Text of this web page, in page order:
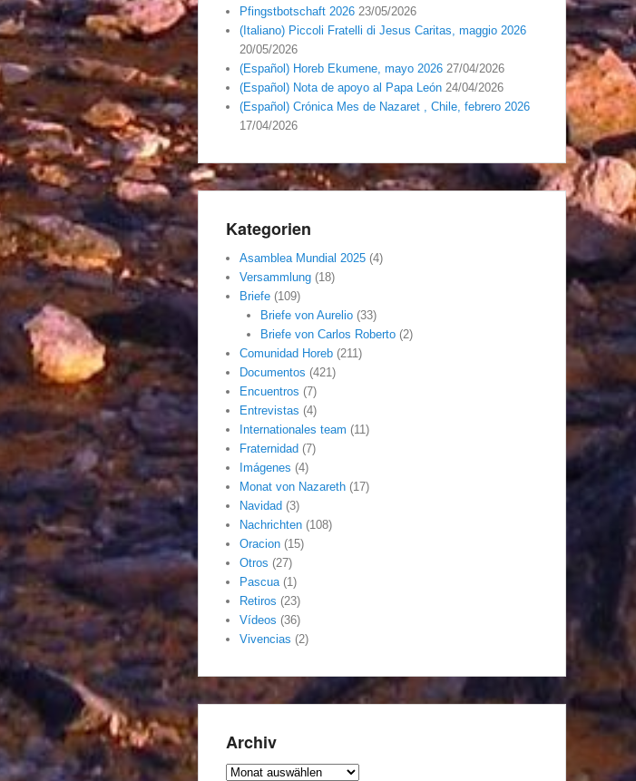
Pfingstbotschaft 2026 23/05/2026
(Italiano) Piccoli Fratelli di Jesus Caritas, maggio 2026
20/05/2026
(Español) Horeb Ekumene, mayo 2026 27/04/2026
(Español) Nota de apoyo al Papa León 24/04/2026
(Español) Crónica Mes de Nazaret , Chile, febrero 2026
17/04/2026
Kategorien
Asamblea Mundial 2025 (4)
Versammlung (18)
Briefe (109)
Briefe von Aurelio(33)
Briefe von Carlos Roberto(2)
Comunidad Horeb (211)
Documentos (421)
Encuentros (7)
Entrevistas (4)
Internationales team (11)
Fraternidad (7)
Imágenes (4)
Monat von Nazareth (17)
Navidad (3)
Nachrichten (108)
Oracion (15)
Otros (27)
Pascua(1)
Retiros (23)
Vídeos (36)
Vivencias (2)
Archiv
Archiv